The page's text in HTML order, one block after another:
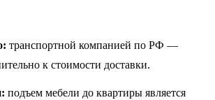
транспортной компанией по РФ —
к стоимости доставки.
подъем мебели до квартиры является